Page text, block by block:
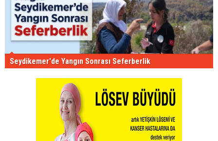
Seydikemer'de Yangın Sonrası Seferberlik